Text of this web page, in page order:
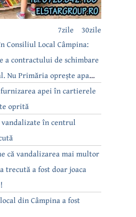
30zile
7zile
Consiliul Local Câmpina:
a contractului de schimbare
Nu Primăria oprește apa
furnizarea apei în cartierele
oprită
în centrul
că vandalizarea mai multor
trecută a fost doar joaca
din Câmpina a fost